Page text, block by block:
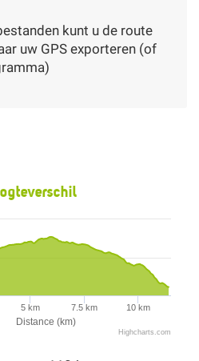
kunt u de route
uw GPS exporteren (of
Distance (km)
5 km 7.5 km 10 km
Highcharts.com